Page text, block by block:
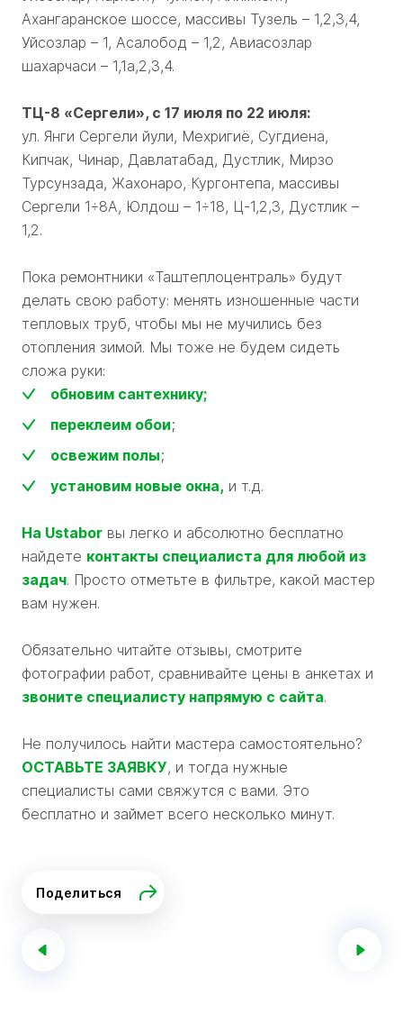
Ахангаранское шоссе, массивы Тузель – 1,2,3,4,
Уйсозлар – 1, Асалобод – 1,2, Авиасозлар
шахарчаси – 1,1а,2,3,4.
ТЦ-8 «Сергели», с 17 июля по 22 июля:
ул. Янги Сергели йули, Мехригиё, Сугдиена,
Кипчак, Чинар, Давлатабад, Дустлик, Мирзо
Турсунзада, Жахонаро, Кургонтепа, массивы
Сергели 1÷8А, Юлдош – 1÷18, Ц-1,2,3, Дустлик –
1,2.
Пока ремонтники «Таштеплоцентраль» будут
делать свою работу: менять изношенные части
тепловых труб, чтобы мы не мучились без
отопления зимой. Мы тоже не будем сидеть
сложа руки:
обновим сантехнику;
переклеим обои;
освежим полы;
установим новые окна, и т.д.
На Ustabor вы легко и абсолютно бесплатно
найдете контакты специалиста для любой из
задач. Просто отметьте в фильтре, какой мастер
вам нужен.
Обязательно читайте отзывы, смотрите
фотографии работ, сравнивайте цены в анкетах и
звоните специалисту напрямую с сайта.
Не получилось найти мастера самостоятельно?
ОСТАВЬТЕ ЗАЯВКУ, и тогда нужные
специалисты сами свяжутся с вами. Это
бесплатно и займет всего несколько минут.
Поделиться